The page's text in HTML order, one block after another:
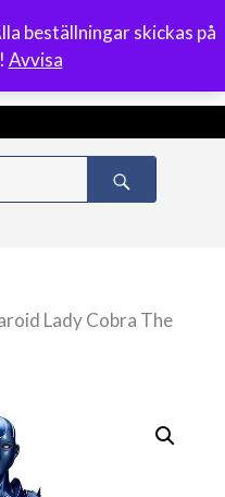
beställningar skickas på
Avvisa
0
Lady Cobra The